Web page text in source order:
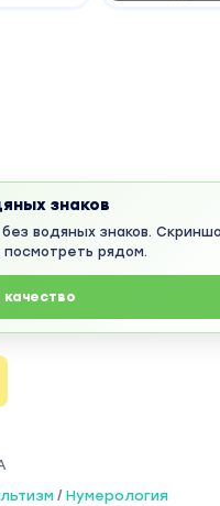
знаков
водяных знаков.
рядом.
/ Нумерология